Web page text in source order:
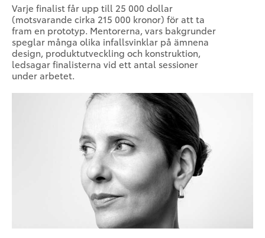
Varje finalist får upp till 25 000 dollar
(motsvarande cirka 215 000 kronor) för att ta
fram en prototyp. Mentorerna, vars bakgrunder
speglar många olika infallsvinklar på ämnena
design, produktutveckling och konstruktion,
ledsagar finalisterna vid ett antal sessioner
under arbetet.